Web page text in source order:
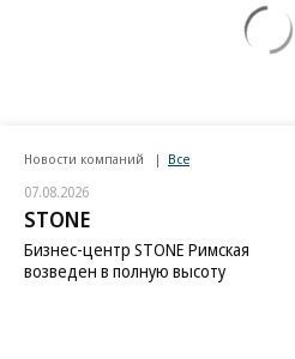
Новости компаний Все
07.08.2026
STONE
Бизнес-центр STONE Римская
возведен в полную высоту